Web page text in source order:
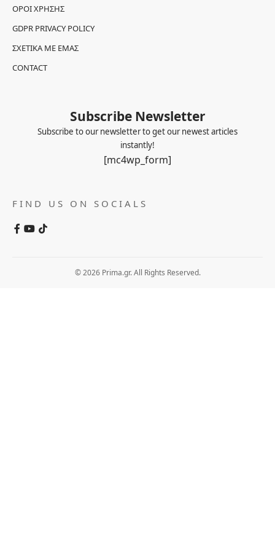
ΌΡΟΙ ΧΡΉΣΗΣ
GDPR PRIVACY POLICY
ΣΧΕΤΙΚΆ ΜΕ ΕΜΆΣ
CONTACT
Subscribe Newsletter
Subscribe to our newsletter to get our newest articles
instantly!
[mc4wp_form]
FIND US ON SOCIALS
© 2026 Prima.gr. All Rights Reserved.